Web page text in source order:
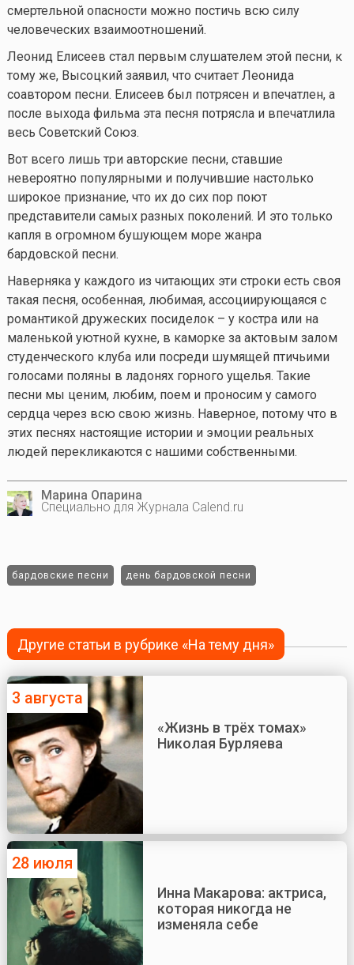
смертельной опасности можно постичь всю силу
человеческих взаимоотношений.
Леонид Елисеев стал первым слушателем этой песни, к
тому же, Высоцкий заявил, что считает Леонида
соавтором песни. Елисеев был потрясен и впечатлен, а
после выхода фильма эта песня потрясла и впечатлила
весь Советский Союз.
Вот всего лишь три авторские песни, ставшие
невероятно популярными и получившие настолько
широкое признание, что их до сих пор поют
представители самых разных поколений. И это только
капля в огромном бушующем море жанра
бардовской песни.
Наверняка у каждого из читающих эти строки есть своя
такая песня, особенная, любимая, ассоциирующаяся с
романтикой дружеских посиделок – у костра или на
маленькой уютной кухне, в каморке за актовым залом
студенческого клуба или посреди шумящей птичьими
голосами поляны в ладонях горного ущелья. Такие
песни мы ценим, любим, поем и проносим у самого
сердца через всю свою жизнь. Наверное, потому что в
этих песнях настоящие истории и эмоции реальных
людей перекликаются с нашими собственными.
Марина Опарина
Специально для Журнала Calend.ru
бардовские песни день бардовской песни
Другие статьи в рубрике «На тему дня»
3 августа
«Жизнь в трёх томах»
Николая Бурляева
28 июля
Инна Макарова: актриса,
которая никогда не
изменяла себе